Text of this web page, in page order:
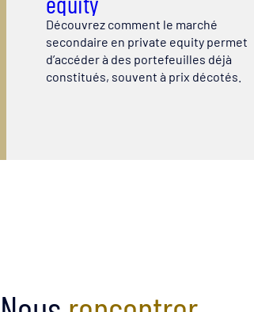
Découvrez comment le marché
secondaire en private equity permet
d’accéder à des portefeuilles déjà
constitués, souvent à prix décotés.